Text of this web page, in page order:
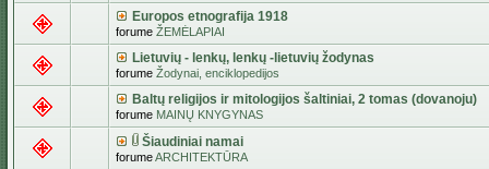
Europos etnografija 1918
forume ŽEMĖLAPIAI
Lietuvių - lenkų, lenkų -lietuvių žodynas
forume Žodynai, enciklopedijos
Baltų religijos ir mitologijos šaltiniai, 2 tomas (dovanoju)
forume MAINŲ KNYGYNAS
Šiaudiniai namai
forumeARCHITEKTŪRA